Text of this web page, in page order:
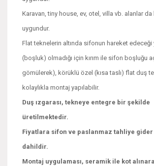
Karavan, tiny house, ev, otel, villa vb. alanlar da
uygundur.
Flat teknelerin altında sifonun hareket edeceği
(boşluk) olmadığı için kırım ile sifon boşluğu
gömülerek), körüklü özel (kısa taslı) flat duş
kolaylıkla montaj yapılabilir.
Duş ızgarası, tekneye entegre bir şekilde
üretilmektedir.
Fiyatlara sifon ve paslanmaz tahliye gider
dahildir.
Montaj uygulaması, seramik ile kot